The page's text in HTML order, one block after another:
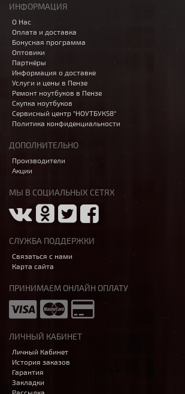
ИНФОРМАЦИЯ
О Нас
Оплата и доставка
Бонусная программа
Оптовики
Партнёры
Информация о доставке
Услуги и цены в Пензе
Ремонт ноутбуков в Пензе
Скупка ноутбуков
Сервисный центр "НОУТБУК58"
Политика конфиденциальности
ДОПОЛНИТЕЛЬНО
Производители
Акции
МЫ В СОЦИАЛЬНЫХ СЕТЯХ
СЛУЖБА ПОДДЕРЖКИ
Связаться с нами
Карта сайта
ПРИНИМАЕМ ОНЛАЙН ОПЛАТУ
ЛИЧНЫЙ КАБИНЕТ
Личный Кабинет
История заказов
Гарантия
Закладки
Рассылка